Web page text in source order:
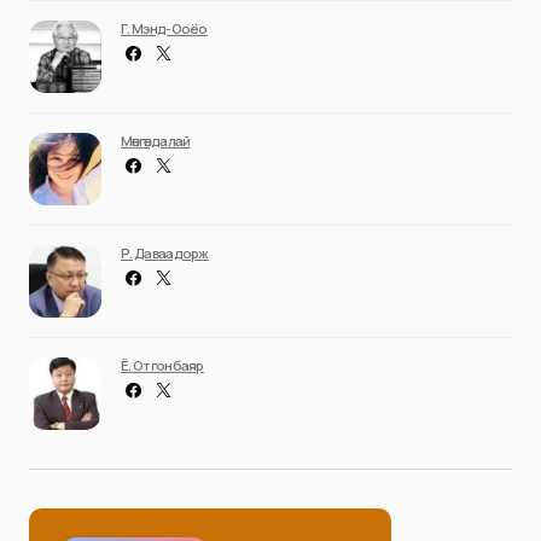
Г. Мэнд-Ооёо
Мөнгөндалай
Р. Даваадорж
Ё. Отгонбаяр